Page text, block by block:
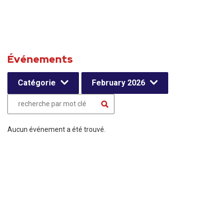
Événements
Catégorie February 2026
Aucun événement a été trouvé.